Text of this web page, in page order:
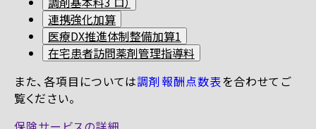
連携強化加算
医療DX推進体制整備加算1
在宅患者訪問薬剤管理指導料
また、各項目については調剤報酬点数表を合わせてご
覧ください。